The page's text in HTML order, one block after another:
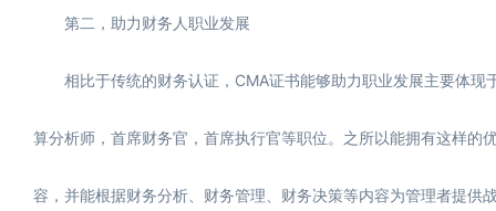
第二，助力财务人职业发展
相比于传统的财务认证，CMA证书能够助力职业发展主要体现
算分析师，首席财务官，首席执行官等职位。之所以能拥有这样
容，并能根据财务分析、财务管理、财务决策等内容为管理者提供